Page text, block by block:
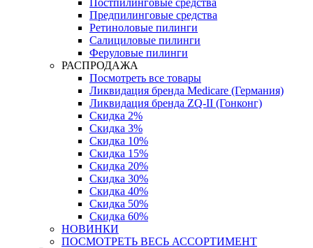
Постпилинговые средства
Предпилинговые средства
Ретиноловые пилинги
Салициловые пилинги
Феруловые пилинги
РАСПРОДАЖА
Посмотреть все товары
Ликвидация бренда Medicare (Германия)
Ликвидация бренда ZQ-II (Гонконг)
Скидка 2%
Скидка 3%
Скидка 10%
Скидка 15%
Скидка 20%
Скидка 30%
Скидка 40%
Скидка 50%
Скидка 60%
НОВИНКИ
ПОСМОТРЕТЬ ВЕСЬ АССОРТИМЕНТ